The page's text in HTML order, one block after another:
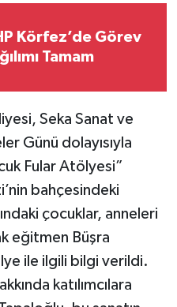
Körfez’de Görev
Tamam
Seka Sanat ve
Günü dolayısıyla
Fular Atölyesi”
bahçesindeki
çocuklar, anneleri
eğitmen Büşra
ile ilgili bilgi verildi.
katılımcılara